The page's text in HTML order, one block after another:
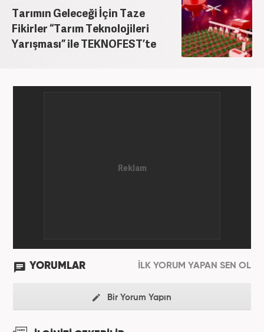
Tarımın Geleceği İçin Taze
Fikirler “Tarım Teknolojileri
Yarışması” ile TEKNOFEST’te
YORUMLAR İLK YORUM YAPAN SEN OL
Bir Yorum Yapın